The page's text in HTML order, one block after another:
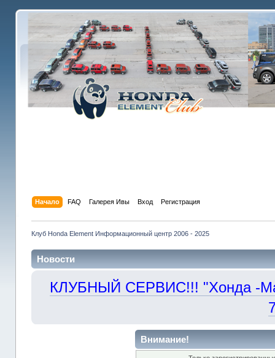
Начало FAQ Галерея Ивы Вход Регистрация
Клуб Honda Element Информационный центр 2006 - 2025
Новости
КЛУБНЫЙ СЕРВИС!!! "Хонда -
Внимание!